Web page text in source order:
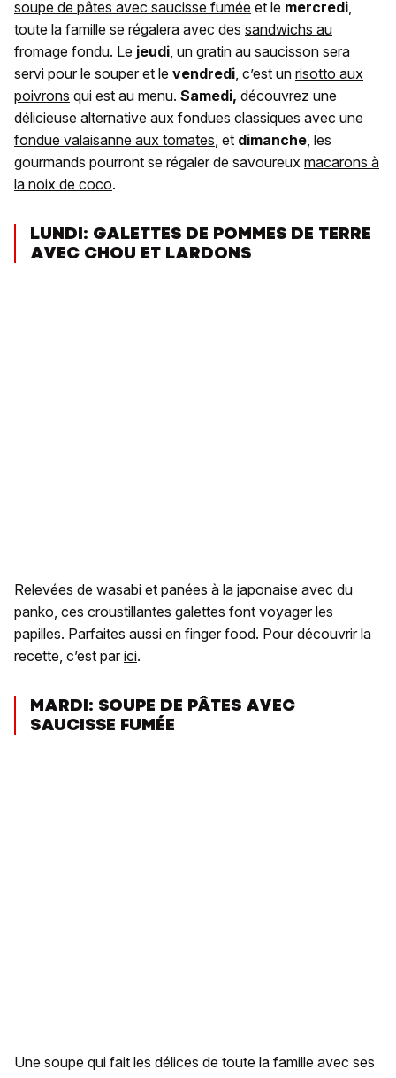
soupe de pâtes avec saucisse fumée et le mercredi,
toute la famille se régalera avec des sandwichs au
fromage fondu. Le jeudi, un gratin au saucisson sera
servi pour le souper et le vendredi, c’est un risotto aux
poivrons qui est au menu. Samedi, découvrez une
délicieuse alternative aux fondues classiques avec une
fondue valaisanne aux tomates, et dimanche, les
gourmands pourront se régaler de savoureux macarons à
la noix de coco.
LUNDI: GALETTES DE POMMES DE TERRE
AVEC CHOU ET LARDONS
Relevées de wasabi et panées à la japonaise avec du
panko, ces croustillantes galettes font voyager les
papilles. Parfaites aussi en finger food. Pour découvrir la
recette, c’est par ici.
MARDI: SOUPE DE PÂTES AVEC
SAUCISSE FUMÉE
Une soupe qui fait les délices de toute la famille avec ses